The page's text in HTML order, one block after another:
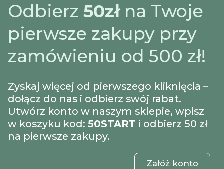
Odbierz 50złna Twoje
pierwsze zakupy przy
zamówieniu od 500 zł!
Zyskaj więcej od pierwszego kliknięcia –
dołącz do nas i odbierz swój rabat.
Utwórz konto w naszym sklepie, wpisz
w koszyku kod: 50START i odbierz 50 zł
na pierwsze zakupy.
Załóż konto